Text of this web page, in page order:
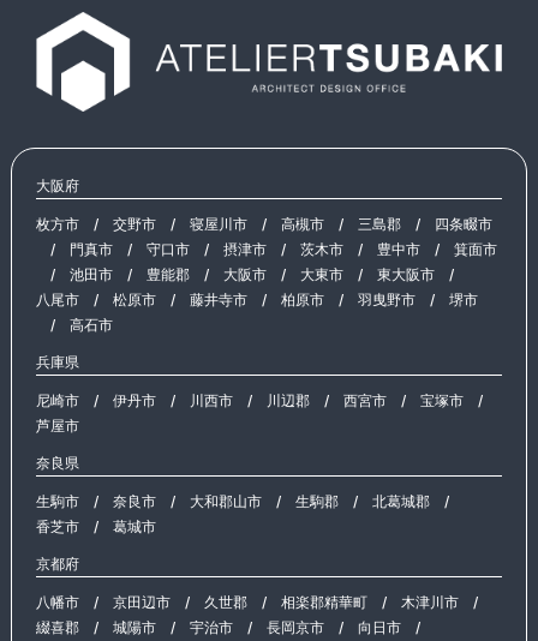
大阪府
枚方市/ 交野市/ 寝屋川市/ 高槻市/ 三島郡/ 四条畷市
/ 門真市/ 守口市/ 摂津市/ 茨木市/ 豊中市/ 箕面市
/ 池田市/ 豊能郡/ 大阪市/ 大東市/ 東大阪市/
八尾市/ 松原市/ 藤井寺市/ 柏原市/ 羽曳野市/ 堺市
/ 高石市
兵庫県
尼崎市/ 伊丹市/ 川西市/ 川辺郡/ 西宮市/ 宝塚市/
芦屋市
奈良県
生駒市/ 奈良市/ 大和郡山市/ 生駒郡/ 北葛城郡/
香芝市/ 葛城市
京都府
八幡市/ 京田辺市/ 久世郡/ 相楽郡精華町/ 木津川市/
綴喜郡/ 城陽市/ 宇治市/ 長岡京市/ 向日市/